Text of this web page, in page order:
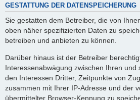
GESTATTUNG DER DATENSPEICHERUNG
Sie gestatten dem Betreiber, die von
oben näher spezifizierten Daten zu
betreiben und anbieten zu können.
Darüber hinaus ist der Betreiber
Interessenabwägung zwischen Ihren und
den Interessen Dritter, Zeitpunkte von
zusammen mit Ihrer IP-Adresse und der
übermittelter Browser-Kennung zu